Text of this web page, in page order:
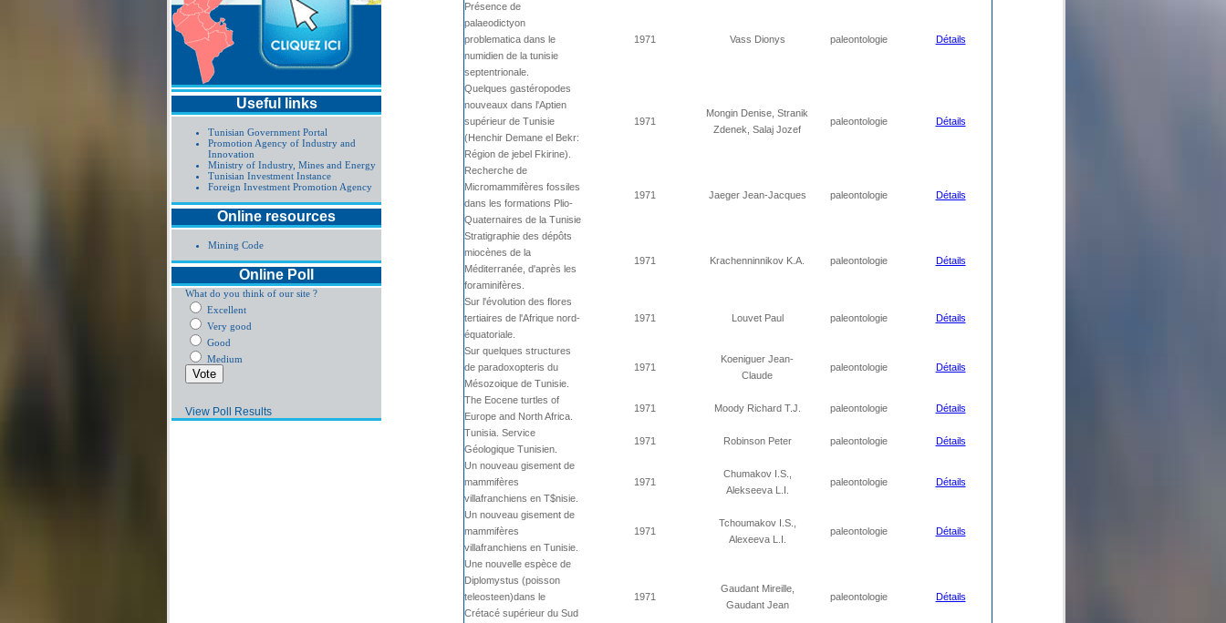
Useful links
Tunisian Government Portal
Promotion Agency of Industry and
Innovation
Ministry of Industry, Mines and Energy
Tunisian Investment Instance
Foreign Investment Promotion Agency
Online resources
Mining Code
Online Poll
What do you think of our site ?
Excellent
Very good
Good
Medium
View Poll Results
Présence de
palaeodictyon
problematica dans le
numidien de la tunisie
septentrionale.
1971 Vass Dionys paleontologie Détails
Quelques gastéropodes
nouveaux dans l'Aptien
supérieur de Tunisie
(Henchir Demane el Bekr:
Région de jebel Fkirine).
1971
Mongin Denise, Stranik
Zdenek, Salaj Jozef
paleontologie Détails
Recherche de
Micromammifères fossiles
dans les formations Plio-
Quaternaires de la Tunisie
1971 Jaeger Jean-Jacques paleontologie Détails
Stratigraphie des dépôts
miocènes de la
Méditerranée, d'après les
foraminifères.
1971 Krachenninnikov K.A. paleontologie Détails
Sur l'évolution des flores
tertiaires de l'Afrique nord-
équatoriale.
1971 Louvet Paul paleontologie Détails
Sur quelques structures
de paradoxopteris du
Mésozoique de Tunisie.
1971
Koeniguer Jean-
Claude
paleontologie Détails
The Eocene turtles of
Europe and North Africa.
1971 Moody Richard T.J. paleontologie Détails
Tunisia. Service
Géologique Tunisien.
1971 Robinson Peter paleontologie Détails
Un nouveau gisement de
mammifères
villafranchiens en T$nisie.
1971
Chumakov I.S.,
Alekseeva L.I.
paleontologie Détails
Un nouveau gisement de
mammifères
villafranchiens en Tunisie.
1971
Tchoumakov I.S.,
Alexeeva L.I.
paleontologie Détails
Une nouvelle espèce de
Diplomystus (poisson
teleosteen)dans le
Crétacé supérieur du Sud
1971
Gaudant Mireille,
Gaudant Jean
paleontologie Détails